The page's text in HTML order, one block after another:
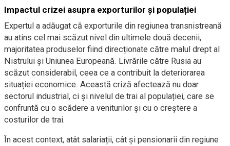
Impactul crizei asupra exporturilor și populației
Expertul a adăugat că exporturile din regiunea transnistreană
au atins cel mai scăzut nivel din ultimele două decenii,
majoritatea produselor fiind direcționate către malul drept al
Nistrului și Uniunea Europeană. Livrările către Rusia au
scăzut considerabil, ceea ce a contribuit la deteriorarea
situației economice. Această criză afectează nu doar
sectorul industrial, ci și nivelul de trai al populației, care se
confruntă cu o scădere a veniturilor și cu o creștere a
costurilor de trai.
În acest context, atât salariații, cât și pensionarii din regiune